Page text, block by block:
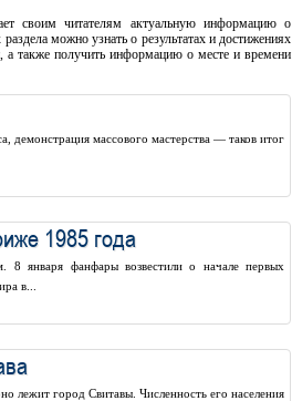
своим читателям актуальную информацию о
можно узнать о результатах и достижениях
а также получить информацию о месте и времени
демонстрация массового мастерства — таков итог
1985 года
8 января фанфары возвестили о начале первых
в...
лежит город Свитавы. Численность его населения